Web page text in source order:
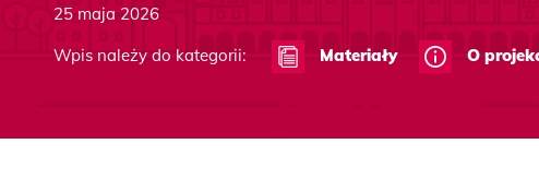
25 maja 2026
Wpis należy do kategorii:
Materiały O